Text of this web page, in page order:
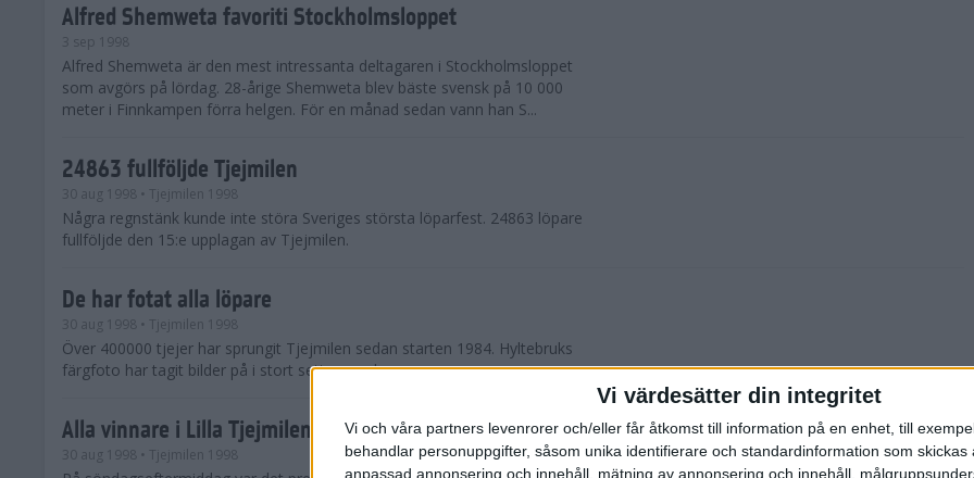
Vi värdesätter din integritet
Vi och våra partners levenrorer och/eller får åtkomst till information på en enhet, till
behandlar personuppgifter, såsom unika identifierare och standardinformation som skickas
anpassad annonsering och innehåll, mätning av annonsering och innehåll,
Alfred Shemweta favoriti Stockholmsloppet
3 sep 1998
Alfred Shemweta är den mest intressanta deltagaren i Stockholmsloppet
som avgörs på lördag. 28-årige Shemweta blev bäste svensk på 10 000
meter i Finnkampen förra helgen. För en månad sedan vann han S...
24863 fullföljde Tjejmilen
30 aug 1998 • Tjejmilen 1998
Några regnstänk kunde inte störa Sveriges största löparfest. 24863 löpare
fullföljde den 15:e upplagan av Tjejmilen.
De har fotat alla löpare
30 aug 1998 • Tjejmilen 1998
Över 400000 tjejer har sprungit Tjejmilen sedan starten 1984. Hyltebruks
färgfoto har tagit bilder på i stort sett varenda en.
Alla vinnare i Lilla Tjejmilen
30 aug 1998 • Tjejmilen 1998